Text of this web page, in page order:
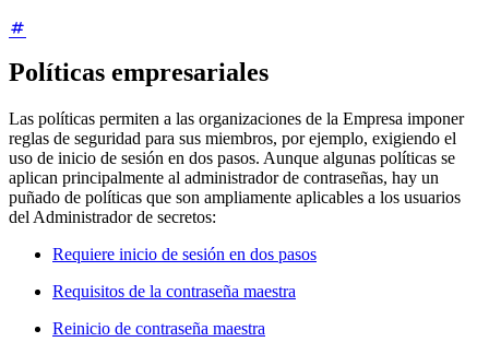
Políticas empresariales
Las políticas permiten a las organizaciones de la Empresa imponer
reglas de seguridad para sus miembros, por ejemplo, exigiendo el
uso de inicio de sesión en dos pasos. Aunque algunas políticas se
aplican principalmente al administrador de contraseñas, hay un
puñado de políticas que son ampliamente aplicables a los usuarios
del Administrador de secretos:
Requiere inicio de sesión en dos pasos
Requisitos de la contraseña maestra
Reinicio de contraseña maestra